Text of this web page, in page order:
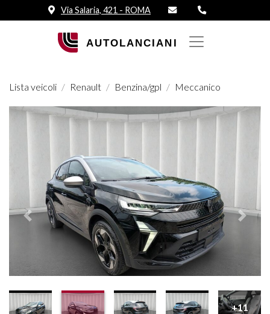
Via Salaria, 421 - ROMA
Lista veicoli Renault Benzina/gpl Meccanico
Prededente
+11